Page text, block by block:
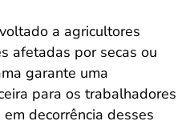
a agricultores
afetadas por secas ou
garante uma
para os trabalhadores
decorrência desses